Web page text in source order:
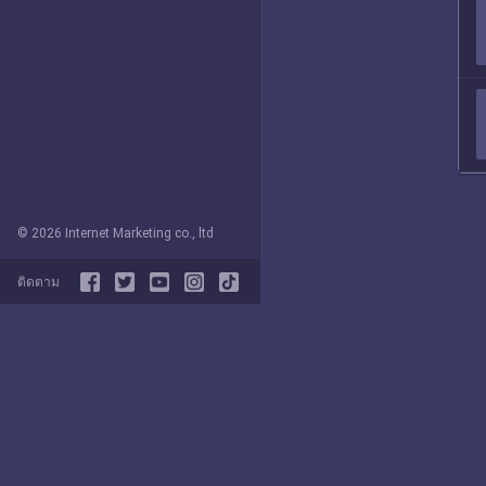
© 2026 Internet Marketing co., ltd
ติดตาม